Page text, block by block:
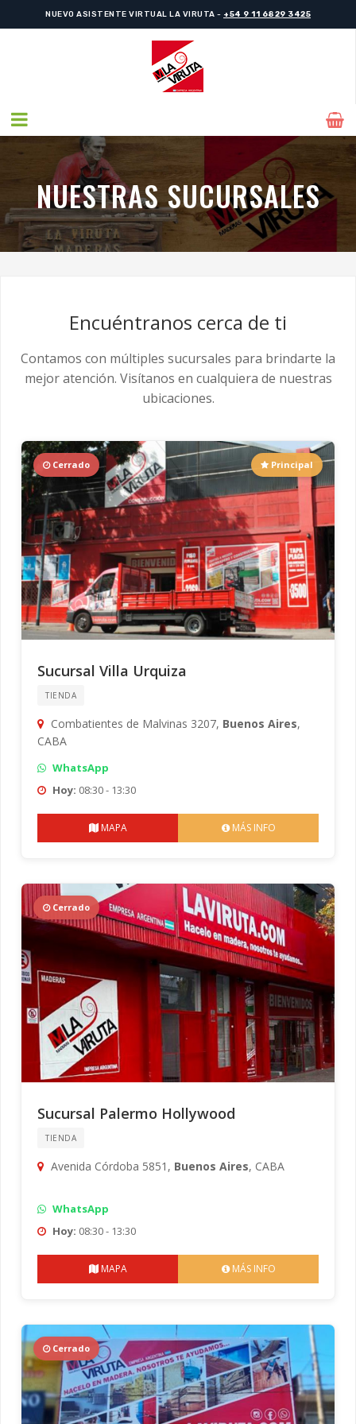
NUEVO ASISTENTE VIRTUAL LA VIRUTA - +54 9 11 6829 3425
NUESTRAS SUCURSALES
Encuéntranos cerca de ti
Contamos con múltiples sucursales para brindarte la
mejor atención. Visítanos en cualquiera de nuestras
ubicaciones.
Principal
Cerrado
Sucursal Villa Urquiza
TIENDA
Combatientes de Malvinas 3207, Buenos Aires,
CABA
WhatsApp
Hoy: 08:30 - 13:30
MAPA MÁS INFO
Cerrado
Sucursal Palermo Hollywood
TIENDA
Avenida Córdoba 5851, Buenos Aires, CABA
WhatsApp
Hoy: 08:30 - 13:30
MAPA MÁS INFO
Cerrado